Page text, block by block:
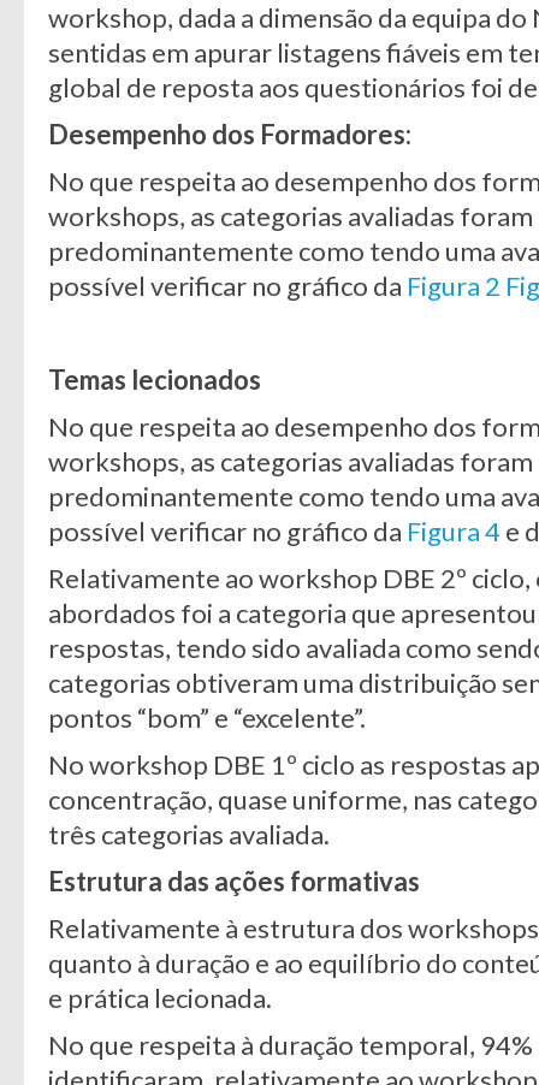
workshop, dada a dimensão da equipa do
sentidas em apurar listagens fiáveis em
global de reposta aos questionários foi
Desempenho dos Formadores:
No que respeita ao desempenho dos
workshops, as categorias avaliadas
predominantemente como tendo uma
possível verificar no gráfico da Figura 2
Temas lecionados
No que respeita ao desempenho dos
workshops, as categorias avaliadas
predominantemente como tendo uma
possível verificar no gráfico da Figura 4 e
Relativamente ao workshop DBE 2º
abordados foi a categoria que
respostas, tendo sido avaliada como
categorias obtiveram uma distribuição
pontos “bom” e “excelente”.
No workshop DBE 1º ciclo as respostas
concentração, quase uniforme, nas
três categorias avaliada.
Estrutura das ações formativas
Relativamente à estrutura dos
quanto à duração e ao equilíbrio do
e prática lecionada.
No que respeita à duração temporal,